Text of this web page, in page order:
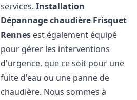
services.Installation
Dépannage chaudière Frisquet
Rennes est également équipé
pour gérer les interventions
d'urgence, que ce soit pour une
fuite d'eau ou une panne de
chaudière. Nous sommes à